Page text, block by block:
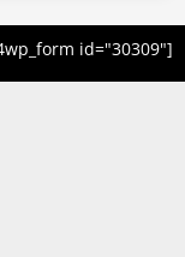
id="30309"]